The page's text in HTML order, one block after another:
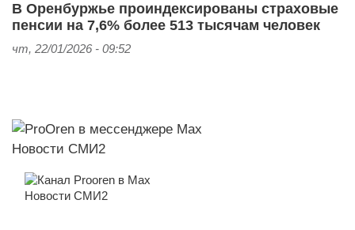
В Оренбуржье проиндексированы страховые
пенсии на 7,6% более 513 тысячам человек
чт, 22/01/2026 - 09:52
Новости СМИ2
Новости СМИ2